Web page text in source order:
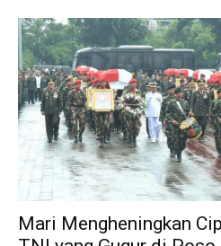
Mari Mengheningkan